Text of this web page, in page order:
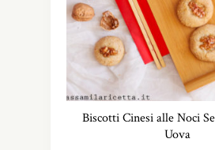
Biscotti Cinesi alle Noci
Uova